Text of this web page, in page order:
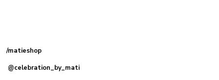
/matieshop
@celebration_by_mati